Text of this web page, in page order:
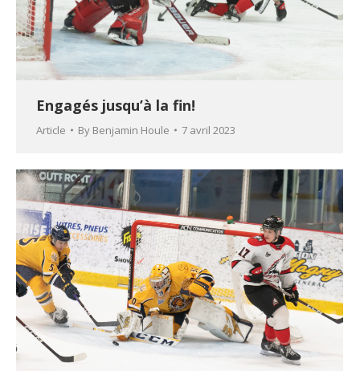
Engagés jusqu’à la fin!
Article By Benjamin Houle 7 avril 2023